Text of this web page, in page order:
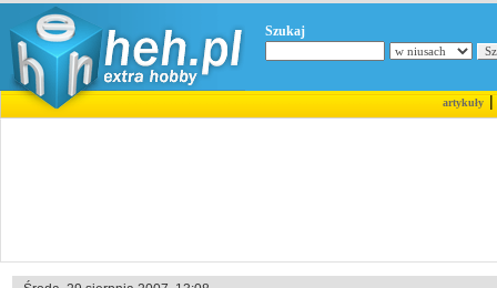
Szukaj
artykuły|